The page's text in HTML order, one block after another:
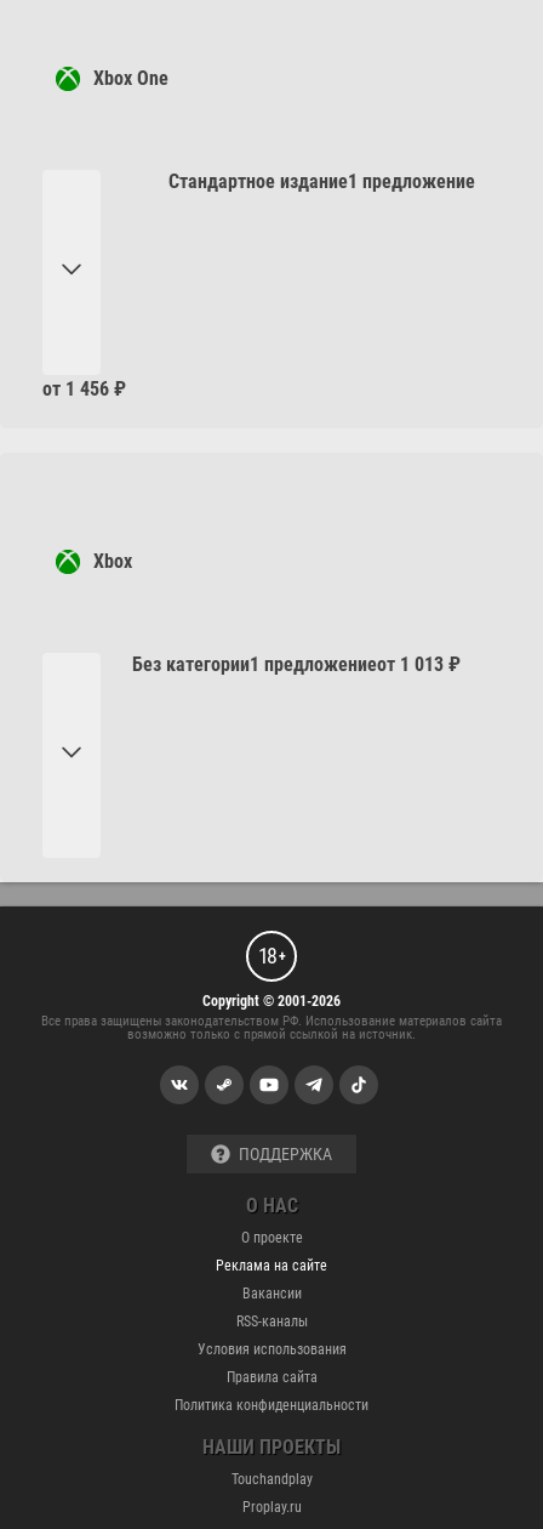
Xbox One
Стандартное издание1 предложение
от 1 456 ₽
Xbox
Без категории1 предложениеот 1 013 ₽
18 +
Copyright © 2001-2026
Все права защищены законодательством РФ. Использование материалов сайта
возможно только с прямой ссылкой на источник.
ПОДДЕРЖКА
О НАС
О проекте
Реклама на сайте
Вакансии
RSS-каналы
Условия использования
Правила сайта
Политика конфиденциальности
НАШИ ПРОЕКТЫ
Touchandplay
Proplay.ru